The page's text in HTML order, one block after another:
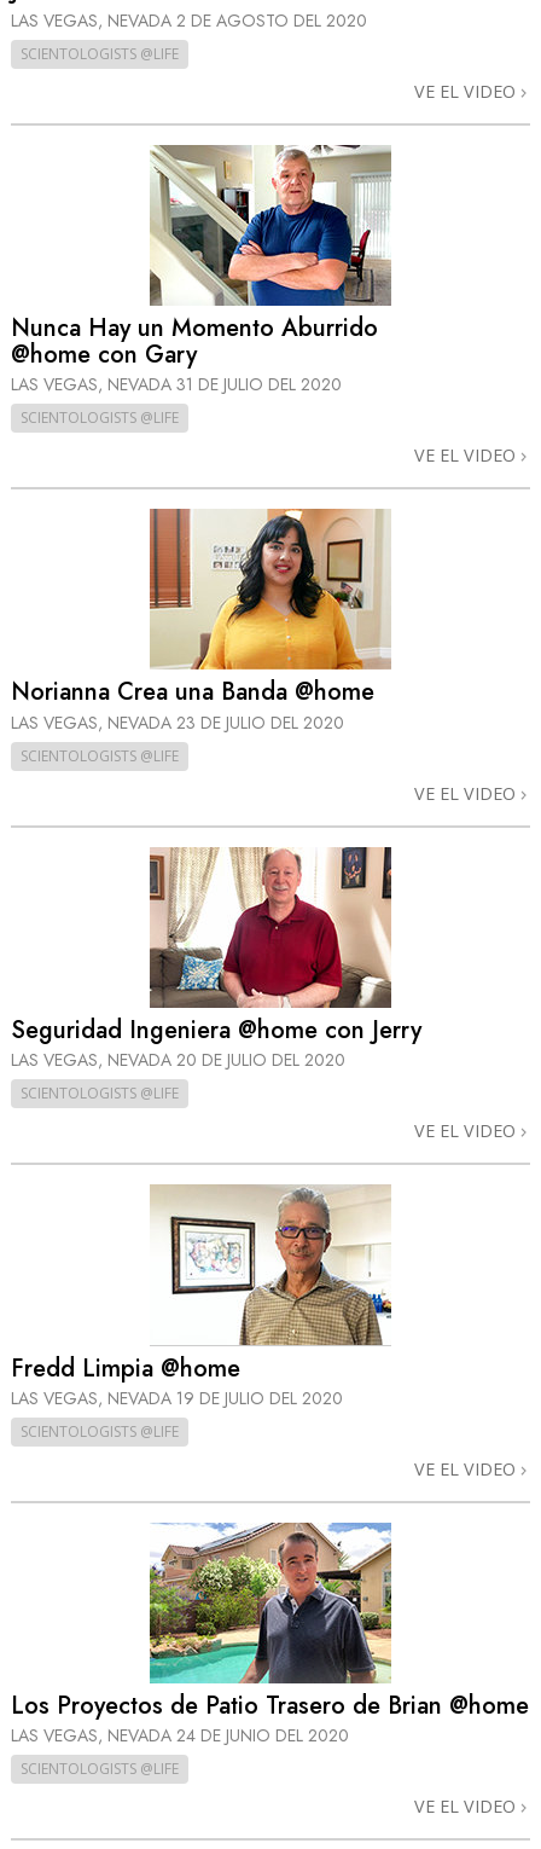
LAS VEGAS, NEVADA 2 DE AGOSTO DEL 2020
SCIENTOLOGISTS @LIFE
VE EL VIDEO
Nunca Hay un Momento Aburrido
@home con Gary
LAS VEGAS, NEVADA 31 DE JULIO DEL 2020
SCIENTOLOGISTS @LIFE
VE EL VIDEO
Norianna Crea una Banda @home
LAS VEGAS, NEVADA 23 DE JULIO DEL 2020
SCIENTOLOGISTS @LIFE
VE EL VIDEO
Seguridad Ingeniera @home con Jerry
LAS VEGAS, NEVADA 20 DE JULIO DEL 2020
SCIENTOLOGISTS @LIFE
VE EL VIDEO
Fredd Limpia @home
LAS VEGAS, NEVADA 19 DE JULIO DEL 2020
SCIENTOLOGISTS @LIFE
VE EL VIDEO
Los Proyectos de Patio Trasero de Brian @home
LAS VEGAS, NEVADA 24 DE JUNIO DEL 2020
SCIENTOLOGISTS @LIFE
VE EL VIDEO